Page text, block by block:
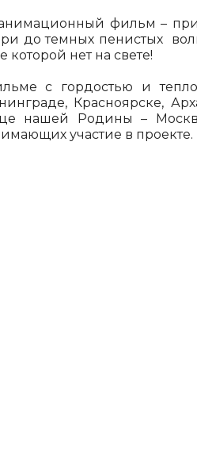
фильм –
до темных пенистых
которой нет на свете!
с гордостью и
Красноярске,
нашей Родины –
участие в проекте.